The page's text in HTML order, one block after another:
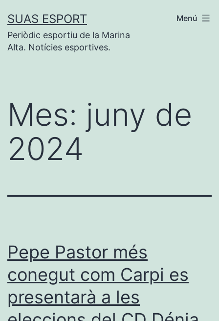
contingut
SUAS ESPORT
Periòdic esportiu de la Marina
Alta. Notícies esportives.
Menú
Mes: juny de
2024
Pepe Pastor més
conegut com Carpi es
presentarà a les